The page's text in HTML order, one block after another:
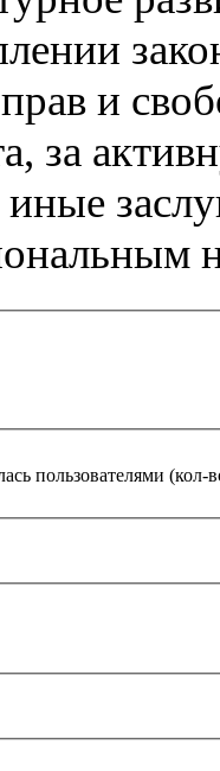
и
за
иные
пользователями (кол-